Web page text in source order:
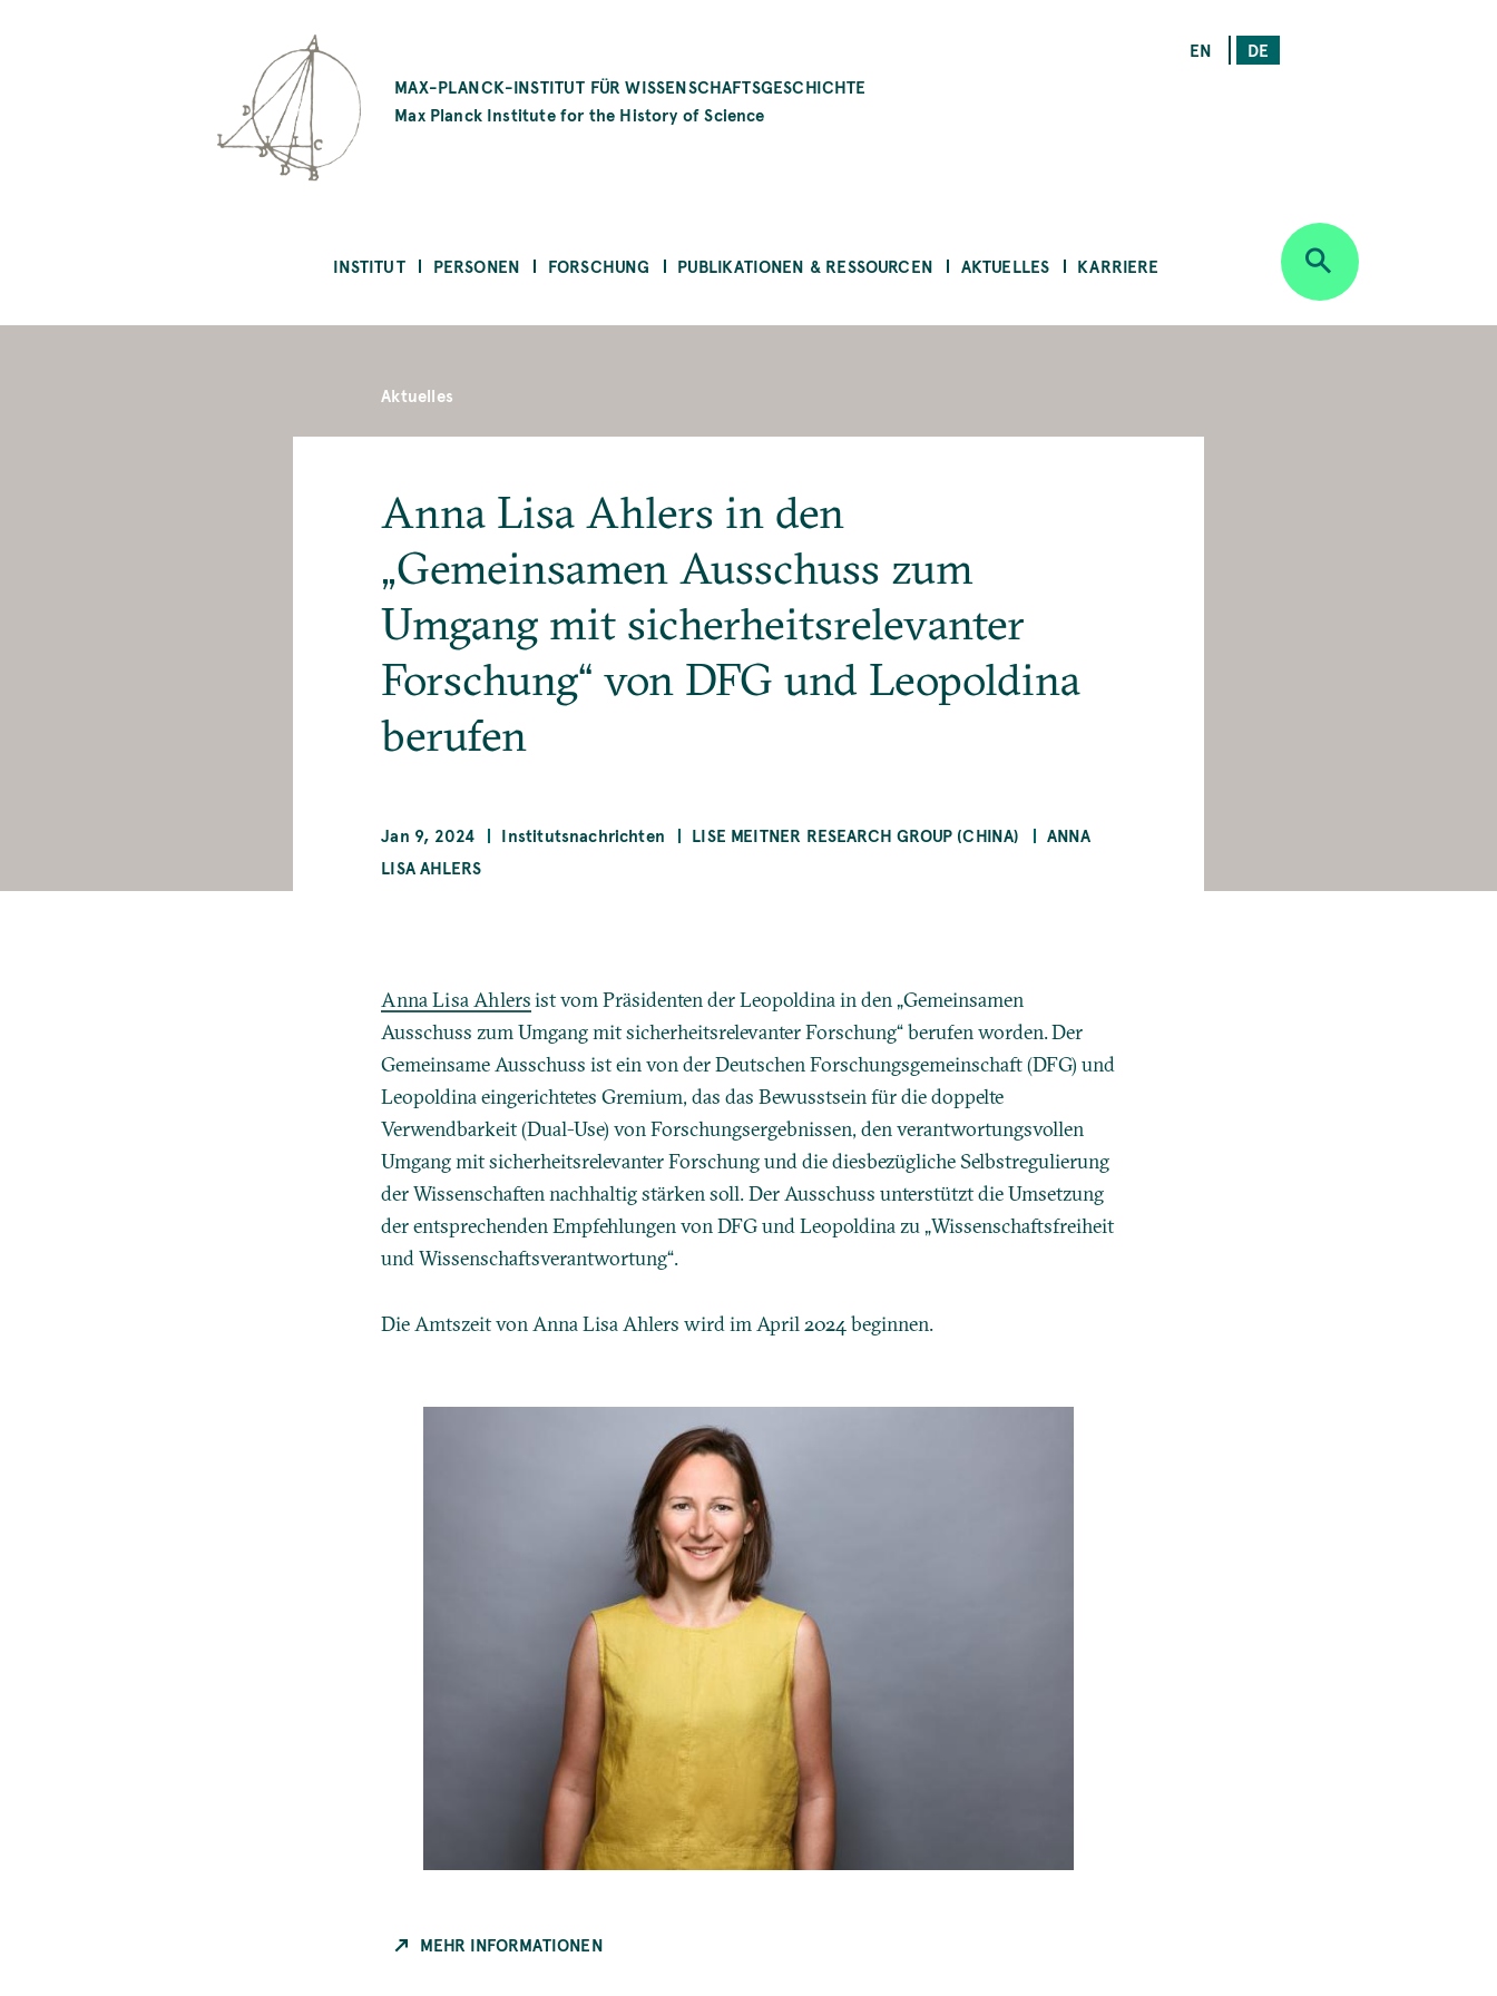
MAX-PLANCK-INSTITUT FÜR WISSENSCHAFTSGESCHICHTE
Max Planck Institute for the History of Science
EN DE
INSTITUT PERSONEN FORSCHUNG PUBLIKATIONEN & RESSOURCEN AKTUELLES KARRIERE
Aktuelles
Anna Lisa Ahlers in den
„Gemeinsamen Ausschuss zum
Umgang mit sicherheitsrelevanter
Forschung“ von DFG und Leopoldina
berufen
Jan 9, 2024 Institutsnachrichten LISE MEITNER RESEARCH GROUP (CHINA)
ANNA
LISA AHLERS
Anna Lisa Ahlersist vom Präsidenten der Leopoldina in den „Gemeinsamen
Ausschuss zum Umgang mit sicherheitsrelevanter Forschung“ berufen worden. Der
Gemeinsame Ausschuss ist ein von der Deutschen Forschungsgemeinschaft (DFG) und
Leopoldina eingerichtetes Gremium, das das Bewusstsein für die doppelte
Verwendbarkeit (Dual-Use) von Forschungsergebnissen, den verantwortungsvollen
Umgang mit sicherheitsrelevanter Forschung und die diesbezügliche Selbstregulierung
der Wissenschaften nachhaltig stärken soll. Der Ausschuss unterstützt die Umsetzung
der entsprechenden Empfehlungen von DFG und Leopoldina zu „Wissenschaftsfreiheit
und Wissenschaftsverantwortung“.
Die Amtszeit von Anna Lisa Ahlers wird im April 2024 beginnen.
MEHR INFORMATIONEN